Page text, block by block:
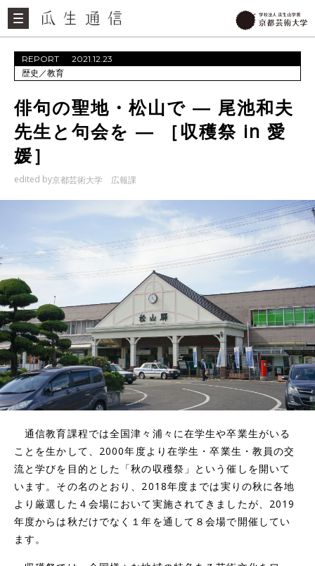
REPORT 2021.12.23
歴史 ／教育
俳句の聖地・松山で ― 尾池和夫
先生と句会を ― ［収穫祭 in 愛
媛］
edited by京都芸術大学 広報課
通信教育課程では全国津々浦々に在学生や卒業生がいる
ことを生かして、2000年度より在学生・卒業生・教員の交
流と学びを目的とした「秋の収穫祭」という催しを開いて
います。その名のとおり、2018年度までは実りの秋に各地
より厳選した４会場において実施されてきましたが、2019
年度からは秋だけでなく１年を通して８会場で開催してい
ます。